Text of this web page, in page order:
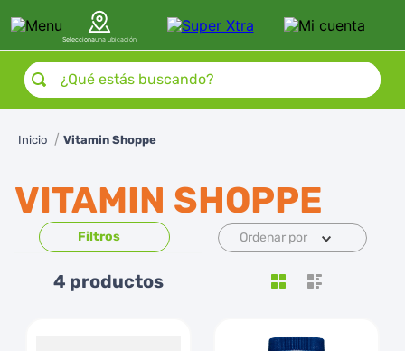
Seleccionauna ubicación
¿Qué estás buscando?
Vitamin Shoppe
VITAMIN SHOPPE
Ordenar por
4 productos